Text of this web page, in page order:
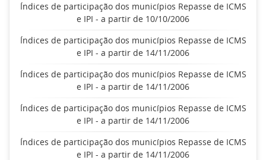
Índices de participação dos municípios Repasse de ICMS
e IPI - a partir de 10/10/2006
Índices de participação dos municípios Repasse de ICMS
e IPI - a partir de 14/11/2006
Índices de participação dos municípios Repasse de ICMS
e IPI - a partir de 14/11/2006
Índices de participação dos municípios Repasse de ICMS
e IPI - a partir de 14/11/2006
Índices de participação dos municípios Repasse de ICMS
e IPI - a partir de 14/11/2006